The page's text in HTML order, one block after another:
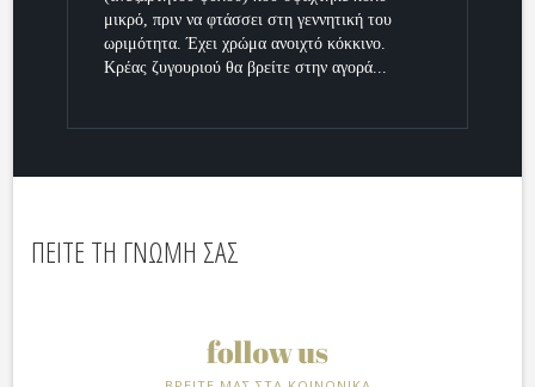
μικρό, πριν να φτάσσει στη γεννητική του
ωριμότητα. Έχει χρώμα ανοιχτό κόκκινο.
Κρέας ζυγουριού θα βρείτε στην αγορά...
ΠΕΙΤΕ ΤΗ ΓΝΩΜΗ ΣΑΣ